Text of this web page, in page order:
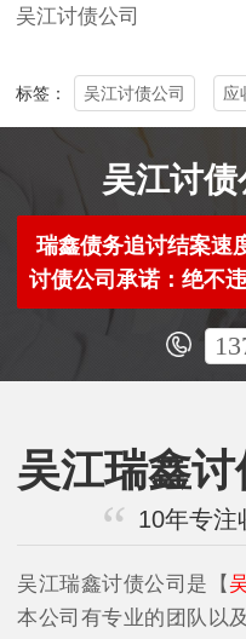
吴江讨债公司
标签： 吴江讨债公司 应
吴江讨债
瑞鑫债务追讨结案速
讨债公司承诺：绝不
吴江瑞鑫讨
10年专注
吴江瑞鑫讨债公司是【
本公司有专业的团队以